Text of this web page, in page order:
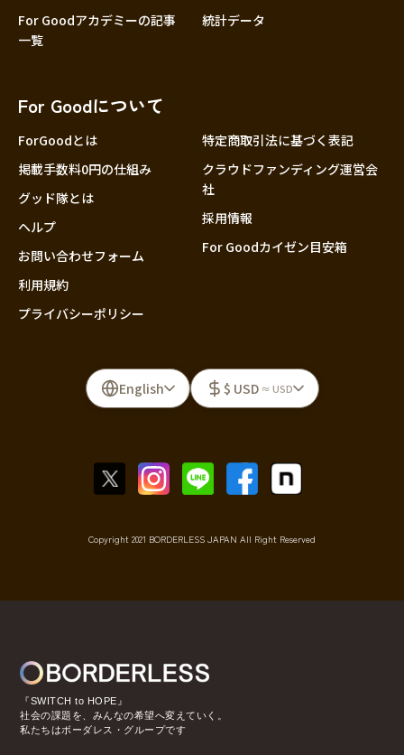
For Goodアカデミーの記事
一覧
統計データ
For Goodについて
ForGoodとは
掲載手数料0円の仕組み
グッド隊とは
ヘルプ
お問い合わせフォーム
利用規約
プライバシーポリシー
特定商取引法に基づく表記
クラウドファンディング運営会
社
採用情報
For Goodカイゼン目安箱
English $ USD ≈ USD
Copyright 2021 BORDERLESS JAPAN All Right Reserved
『SWITCH to HOPE』
社会の課題を、みんなの希望へ変えていく。
私たちはボーダレス・グループです